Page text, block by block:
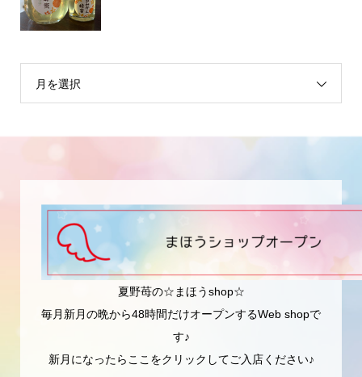
月を選択
夏野苺の☆まほうshop☆
毎月新月の晩から48時間だけオープンするWeb shopで
す♪
新月になったらここをクリックしてご入店ください♪